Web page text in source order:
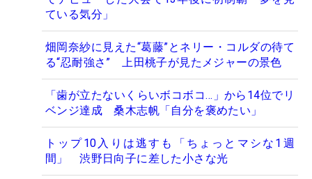
ている気分」
畑岡奈紗に見えた“葛藤”とネリー・コルダの待て
る“忍耐強さ” 上田桃子が見たメジャーの景色
「歯が立たないくらいボコボコ…」から14位でリ
ベンジ達成 桑木志帆「自分を褒めたい」
トップ10入りは逃すも「ちょっとマシな1週
間」 渋野日向子に差した小さな光